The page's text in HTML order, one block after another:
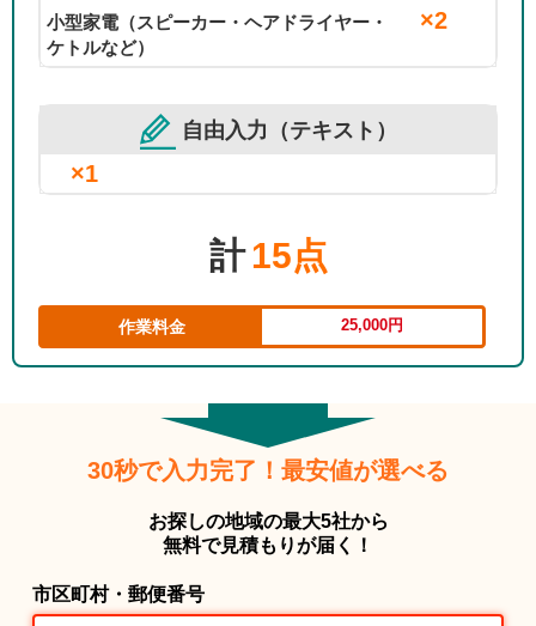
小型家電（スピーカー・ヘアドライヤー・
ケトルなど）
×2
自由入力（テキスト）
×1
計15点
作業料金 25,000円
30秒で入力完了！最安値が選べる
お探しの地域の最大5社から
無料で見積もりが届く！
市区町村・郵便番号